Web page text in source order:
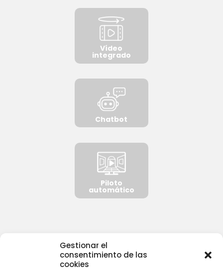
Gestionar el
consentimiento de las
cookies
Vídeo
integrado
Chatbot
Piloto
automático
NORMATIVA